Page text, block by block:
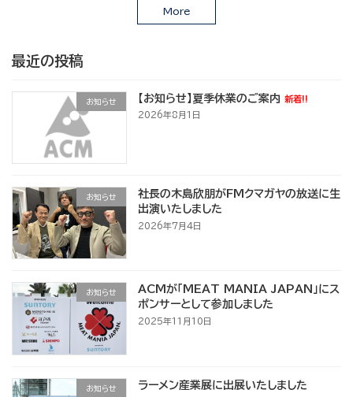
More
最近の投稿
お知らせ 【お知らせ】夏季休業のご案内 新着!!
2026年8月1日
お知らせ
社長の木島欣朋がFMクマガヤの放送に生
出演いたしました
2026年7月4日
お知らせ
ACMが「MEAT MANIA JAPAN」にス
ポンサーとして参加しました
2025年11月10日
お知らせ ラーメン産業展に出展いたしました